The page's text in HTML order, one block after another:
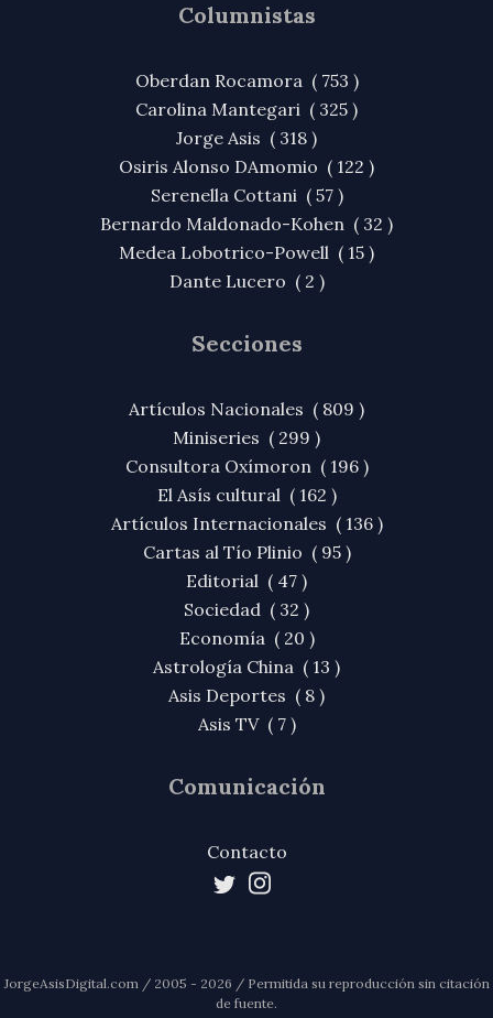
Columnistas
Oberdan Rocamora ( 753 )
Carolina Mantegari ( 325 )
Jorge Asis ( 318 )
Osiris Alonso DAmomio ( 122 )
Serenella Cottani ( 57 )
Bernardo Maldonado-Kohen ( 32 )
Medea Lobotrico-Powell ( 15 )
Dante Lucero ( 2 )
Secciones
Artículos Nacionales ( 809 )
Miniseries ( 299 )
Consultora Oxímoron ( 196 )
El Asís cultural ( 162 )
Artículos Internacionales ( 136 )
Cartas al Tío Plinio ( 95 )
Editorial ( 47 )
Sociedad ( 32 )
Economía ( 20 )
Astrología China ( 13 )
Asis Deportes ( 8 )
Asis TV ( 7 )
Comunicación
Contacto
JorgeAsisDigital.com / 2005 - 2026 / Permitida su reproducción sin citación
de fuente.